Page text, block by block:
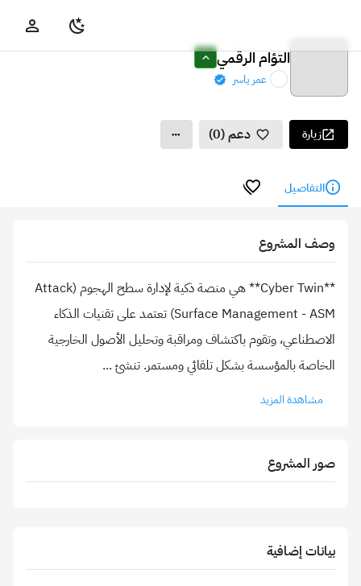
التؤام الرقمي
عمر ياسر
زيارة دعم (0)
التفاصيل
وصف المشروع
**Cyber Twin** هي منصة ذكية لإدارة سطح الهجوم (Attack
Surface Management - ASM) تعتمد على تقنيات الذكاء
الاصطناعي، وتقوم باكتشاف ومراقبة وتحليل الأصول الخارجية
الخاصة بالمؤسسة بشكل تلقائي ومستمر. تنشئ ...
مشاهدة المزيد
صور المشروع
بيانات إضافية